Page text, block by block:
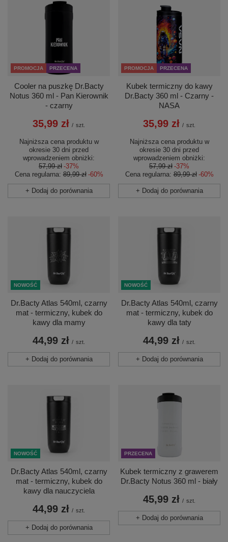
PROMOCJA PRZECENA
Cooler na puszkę Dr.Bacty
Notus 360 ml - Pan Kierownik
- czarny
35,99 zł / szt.
Najniższa cena produktu w
okresie 30 dni przed
wprowadzeniem obniżki:
57,99 zł -37%
Cena regularna:89,99 zł -60%
+ Dodaj do porównania
PROMOCJA PRZECENA
Kubek termiczny do kawy
Dr.Bacty 360 ml - Czarny -
NASA
35,99 zł / szt.
Najniższa cena produktu w
okresie 30 dni przed
wprowadzeniem obniżki:
57,99 zł -37%
Cena regularna:89,99 zł -60%
+ Dodaj do porównania
NOWOŚĆ
Dr.Bacty Atlas 540ml, czarny
mat - termiczny, kubek do
kawy dla mamy
44,99 zł / szt.
+ Dodaj do porównania
NOWOŚĆ
Dr.Bacty Atlas 540ml, czarny
mat - termiczny, kubek do
kawy dla taty
44,99 zł / szt.
+ Dodaj do porównania
NOWOŚĆ
Dr.Bacty Atlas 540ml, czarny
mat - termiczny, kubek do
kawy dla nauczyciela
44,99 zł / szt.
+ Dodaj do porównania
PRZECENA
Kubek termiczny z grawerem
Dr.Bacty Notus 360 ml - biały
45,99 zł / szt.
+ Dodaj do porównania